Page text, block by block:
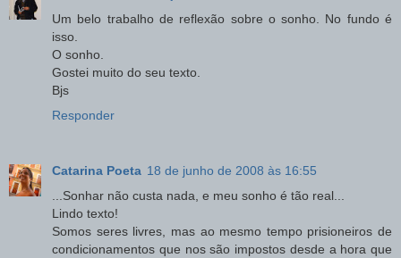
Um belo trabalho de reflexão sobre o sonho. No fundo é
isso.
O sonho.
Gostei muito do seu texto.
Bjs
Responder
Catarina Poeta 18 de junho de 2008 às 16:55
...Sonhar não custa nada, e meu sonho é tão real...
Lindo texto!
Somos seres livres, mas ao mesmo tempo prisioneiros de
condicionamentos que nos são impostos desde a hora que